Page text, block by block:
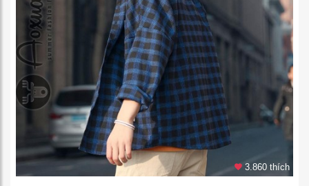
3.860 thích